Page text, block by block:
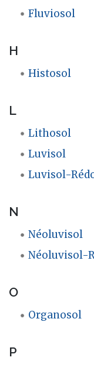
Fluviosol
H
Histosol
L
Lithosol
Luvisol
Luvisol-
N
Néoluvisol
Néoluvisol-
O
Organosol
P